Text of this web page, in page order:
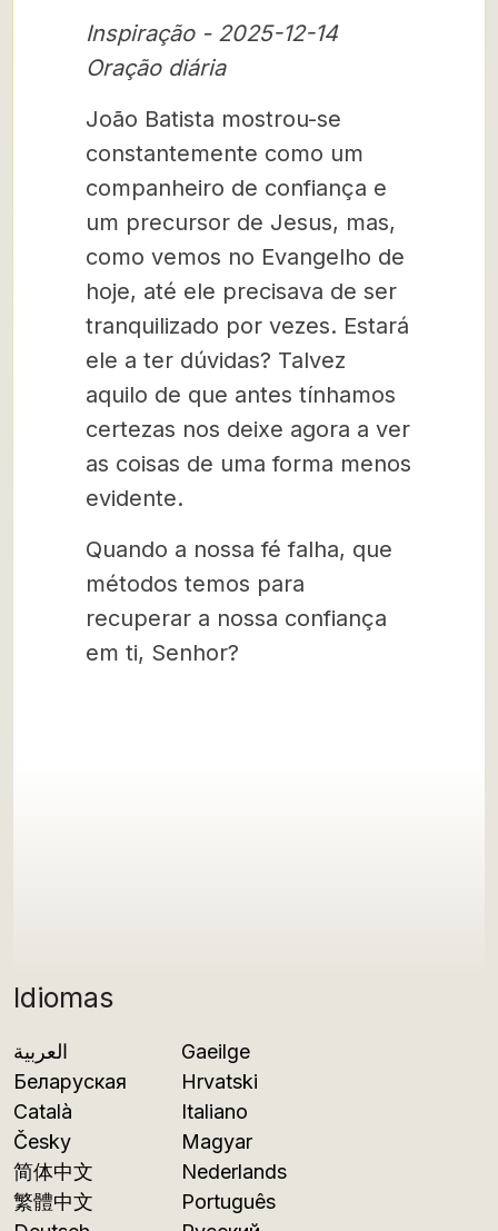
Idiomas
العربية
Беларуская
Català
Česky
简体中文
繁體中文
Gaeilge
Hrvatski
Italiano
Magyar
Nederlands
Português
Inspiração - 2025-12-14
Oração diária
João Batista mostrou-se
constantemente como um
companheiro de confiança e
um precursor de Jesus, mas,
como vemos no Evangelho de
hoje, até ele precisava de ser
tranquilizado por vezes. Estará
ele a ter dúvidas? Talvez
aquilo de que antes tínhamos
certezas nos deixe agora a ver
as coisas de uma forma menos
evidente.
Quando a nossa fé falha, que
métodos temos para
recuperar a nossa confiança
em ti, Senhor?